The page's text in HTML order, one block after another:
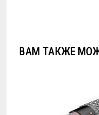
ВАМ ТАКЖЕ